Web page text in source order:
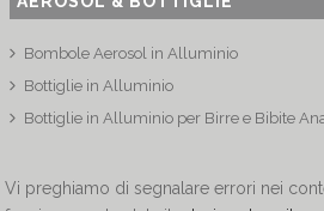
Bombole Aerosol in Alluminio
Bottiglie in Alluminio
Bottiglie in Alluminio per Birre e Bibite
Vi preghiamo di segnalare errori nei